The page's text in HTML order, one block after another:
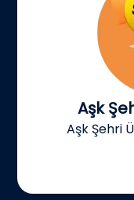
Aşk
Aşk Şehri